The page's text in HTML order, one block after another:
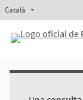
Català Triar la llengua